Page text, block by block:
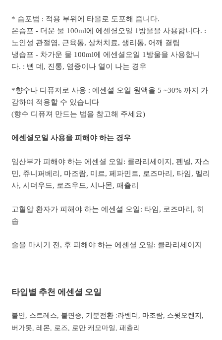
* 습포법 : 적용 부위에 타올로 도포해 줍니다.
온습포 - 더운 물 100ml에 에센셜오일 1방울을 사용합니다. :
노인성 관절염, 근육통, 상처치료, 생리통, 어깨 결림
냉습포 - 차가운 물 100ml에 에센셜오일 1방울을 사용합니
다. : 삔 데, 진통, 염증이나 열이 나는 경우
*향수나 디퓨져로 사용 : 에센셜 오일 원액을 5 ~30% 까지 가
감하여 적용할 수 있습니다
(향수 디퓨져 만드는 법을 참고해 주세요)
에센셜오일 사용을 피해야 하는 경우
임산부가 피해야 하는 에센셜 오일: 클라리세이지, 펜넬, 자스
민, 쥬니퍼베리, 마조람, 미르, 페파민트, 로즈마리, 타임, 멜리
사, 시더우드, 로즈우드, 시나몬, 패츌리
고혈압 환자가 피해야 하는 에센셜 오일: 타임, 로즈마리, 히
솝
술을 마시기 전, 후 피해야 하는 에센셜 오일: 클라리세이지
타입별 추천 에센셜 오일
불안, 스트레스, 불면증, 기분전환 :라벤더, 마조람, 스윗오렌지,
버가못, 레몬, 로즈, 로만 캐모마일, 패츌리